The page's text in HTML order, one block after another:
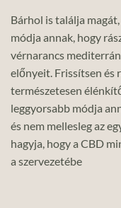
Bárhol is találja
módja annak, hogy
vérnarancs
előnyeit. Frissítsen és
természetesen
leggyorsabb módja
és nem mellesleg az
hagyja, hogy a CBD
a szervezetébe